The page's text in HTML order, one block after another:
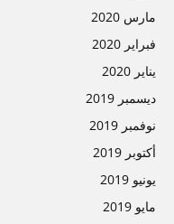
مارس 2020
فبراير 2020
يناير 2020
ديسمبر 2019
نوفمبر 2019
أكتوبر 2019
يونيو 2019
مايو 2019